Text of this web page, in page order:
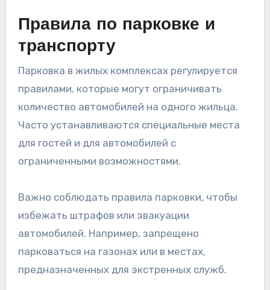
Правила по парковке и
транспорту
Парковка в жилых комплексах регулируется
правилами, которые могут ограничивать
количество автомобилей на одного жильца.
Часто устанавливаются специальные места
для гостей и для автомобилей с
ограниченными возможностями.
Важно соблюдать правила парковки, чтобы
избежать штрафов или эвакуации
автомобилей. Например, запрещено
парковаться на газонах или в местах,
предназначенных для экстренных служб.